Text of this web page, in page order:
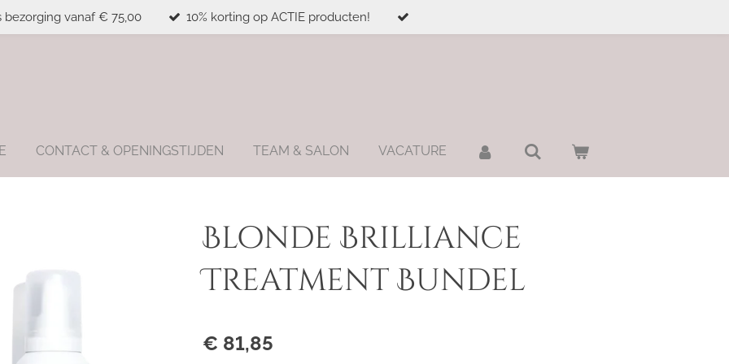
bezorging vanaf € 75,00 10% korting op ACTIE producten!
CONTACT & OPENINGSTIJDEN TEAM & SALON VACATURE
Blonde Brilliance
Treatment Bundel
€ 81,85